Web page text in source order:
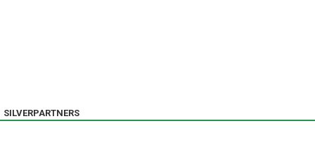
SILVERPARTNERS